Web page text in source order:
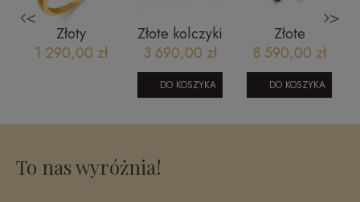
<
Złoty
pierścionek
0509202316
1 290,00 zł
Złote kolczyki
kwiatek z
brylantami
JE01127 W
Classic
diamonds
3 690,00 zł
DO KOSZYKA
Złote
obrączki
ślubne z
brylantami
model 330
8 590,00 zł
DO KOSZYKA
>
To nas wyróżnia!